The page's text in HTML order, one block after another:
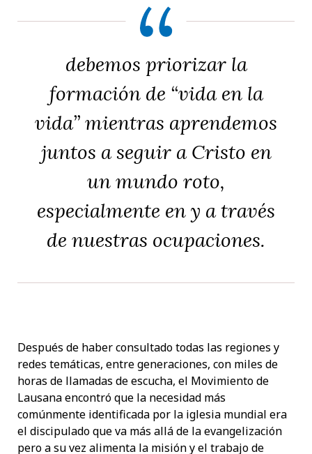
debemos priorizar la
formación de “vida en la
vida” mientras aprendemos
juntos a seguir a Cristo en
un mundo roto,
especialmente en y a través
de nuestras ocupaciones.
Después de haber consultado todas las regiones y
redes temáticas, entre generaciones, con miles de
horas de llamadas de escucha, el Movimiento de
Lausana encontró que la necesidad más
comúnmente identificada por la iglesia mundial era
el discipulado que va más allá de la evangelización
pero a su vez alimenta la misión y el trabajo de